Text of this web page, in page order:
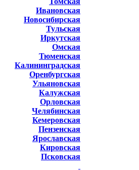
Ивановская
Новосибирская
Тульская
Иркутская
Омская
Тюменская
Калининградская
Оренбургская
Ульяновская
Калужская
Орловская
Челябинская
Кемеровская
Пензенская
Ярославская
Кировская
Псковская